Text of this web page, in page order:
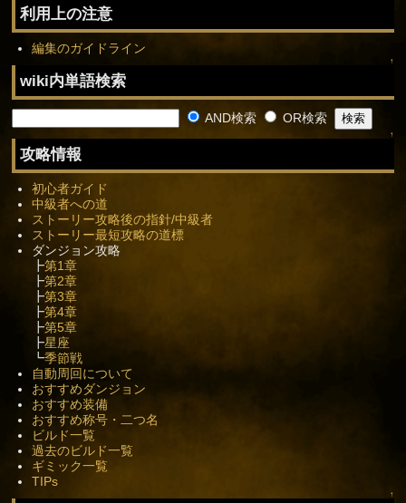
利用上の注意
編集のガイドライン
↑
wiki内単語検索
AND検索 OR検索
↑
攻略情報
初心者ガイド
中級者への道
ストーリー攻略後の指針/中級者
ストーリー最短攻略の道標
ダンジョン攻略
┣第1章
┣第2章
┣第3章
┣第4章
┣第5章
┣星座
┗季節戦
自動周回について
おすすめダンジョン
おすすめ装備
おすすめ称号・二つ名
ビルド一覧
過去のビルド一覧
ギミック一覧
TIPs
↑